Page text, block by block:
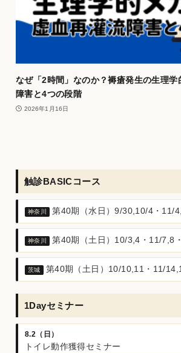
なぜ「2時間」なのか？褥瘡発生の生理
障害と4つの段階
2026年1月16日
触診BASICコース
神奈川 第40期（水日）9/30,10/4・11/
神奈川 第40期（土日）10/3,4・11/7,8
茨城 第40期（土日）10/10,11・11/
1Dayセミナー
8.2（日）
トイレ動作獲得セミナー